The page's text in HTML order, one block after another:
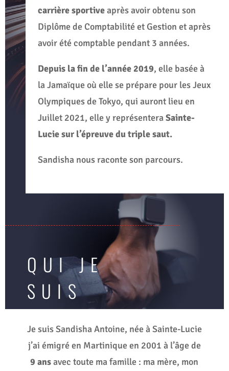
carrière sportiveaprès avoir obtenu son
Diplôme de Comptabilité et Gestion et après
avoir été comptable pendant 3 années.
Depuis la fin de l’année 2019, elle basée à
la Jamaïque où elle se prépare pour les Jeux
Olympiques de Tokyo, qui auront lieu en
Juillet 2021, elle y représenteraSainte-
Lucie sur l’épreuve du triple saut.
Sandisha nous raconte son parcours.
QUI JE
SUIS
Je suis Sandisha Antoine, née à Sainte-Lucie
j’ai émigré en Martinique en 2001 à l’âge de
9 ansavec toute ma famille : ma mère, mon